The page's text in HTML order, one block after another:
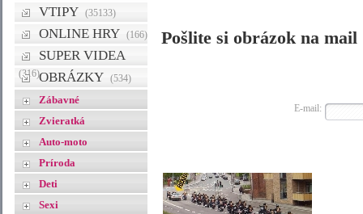
VTIPY (35133)
ONLINE HRY (166)
SUPER VIDEA
(316)OBRÁZKY (534)
Zábavné
Zvieratká
Auto-moto
Príroda
Deti
Sexi
Pošlite si obrázok na mail
E-mail: